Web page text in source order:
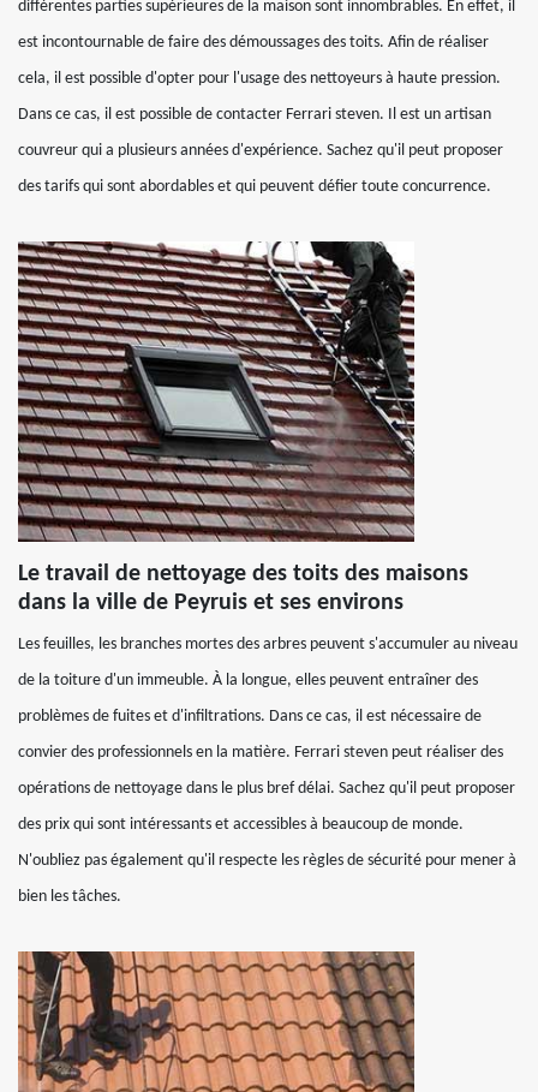
différentes parties supérieures de la maison sont innombrables. En effet, il
est incontournable de faire des démoussages des toits. Afin de réaliser
cela, il est possible d'opter pour l'usage des nettoyeurs à haute pression.
Dans ce cas, il est possible de contacter Ferrari steven. Il est un artisan
couvreur qui a plusieurs années d'expérience. Sachez qu'il peut proposer
des tarifs qui sont abordables et qui peuvent défier toute concurrence.
Le travail de nettoyage des toits des maisons
dans la ville de Peyruis et ses environs
Les feuilles, les branches mortes des arbres peuvent s'accumuler au niveau
de la toiture d'un immeuble. À la longue, elles peuvent entraîner des
problèmes de fuites et d'infiltrations. Dans ce cas, il est nécessaire de
convier des professionnels en la matière. Ferrari steven peut réaliser des
opérations de nettoyage dans le plus bref délai. Sachez qu'il peut proposer
des prix qui sont intéressants et accessibles à beaucoup de monde.
N'oubliez pas également qu'il respecte les règles de sécurité pour mener à
bien les tâches.